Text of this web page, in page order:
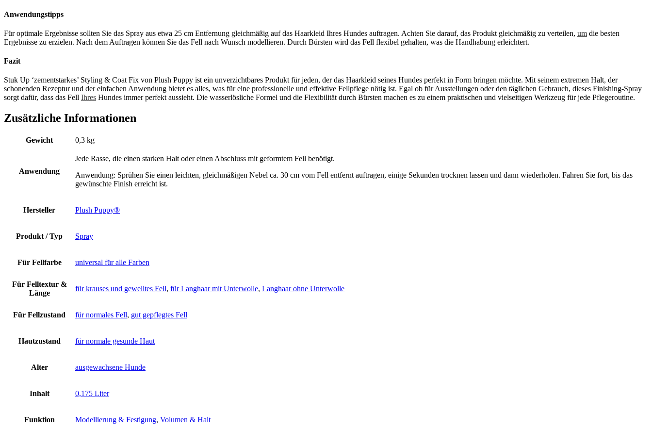
Anwendungstipps
Für optimale Ergebnisse sollten Sie das Spray aus etwa 25 cm Entfernung gleichmäßig auf das Haarkleid Ihres Hundes auftragen. Achten Sie darauf, das Produkt gleichmäßig zu verteilen, um die besten
Ergebnisse zu erzielen. Nach dem Auftragen können Sie das Fell nach Wunsch modellieren. Durch Bürsten wird das Fell flexibel gehalten, was die Handhabung erleichtert.
Fazit
Stuk Up ‘zementstarkes’ Styling & Coat Fix von Plush Puppy ist ein unverzichtbares Produkt für jeden, der das Haarkleid seines Hundes perfekt in Form bringen möchte. Mit seinem extremen Halt, der
schonenden Rezeptur und der einfachen Anwendung bietet es alles, was für eine professionelle und effektive Fellpflege nötig ist. Egal ob für Ausstellungen oder den täglichen Gebrauch, dieses Finishing-Spray
sorgt dafür, dass das Fell Ihres Hundes immer perfekt aussieht. Die wasserlösliche Formel und die Flexibilität durch Bürsten machen es zu einem praktischen und vielseitigen Werkzeug für jede Pflegeroutine.
Zusätzliche Informationen
Gewicht 0,3 kg
Anwendung
Jede Rasse, die einen starken Halt oder einen Abschluss mit geformtem Fell benötigt.
Anwendung: Sprühen Sie einen leichten, gleichmäßigen Nebel ca. 30 cm vom Fell entfernt auftragen, einige Sekunden trocknen lassen und dann wiederholen. Fahren Sie fort, bis das
gewünschte Finish erreicht ist.
Hersteller Plush Puppy®
Produkt / Typ Spray
Für Fellfarbe universal für alle Farben
Für Felltextur &
Länge
für krauses und gewelltes Fell, für Langhaar mit Unterwolle, Langhaar ohne Unterwolle
Für Fellzustand für normales Fell, gut gepflegtes Fell
Hautzustand für normale gesunde Haut
Alter ausgewachsene Hunde
Inhalt 0,175 Liter
Funktion Modellierung & Festigung, Volumen & Halt